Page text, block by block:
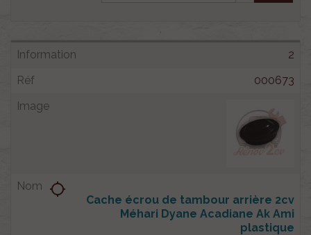
2
000673
Cache écrou de tambour arrière 2cv
Méhari Dyane Acadiane Ak Ami
plastique
location_searching